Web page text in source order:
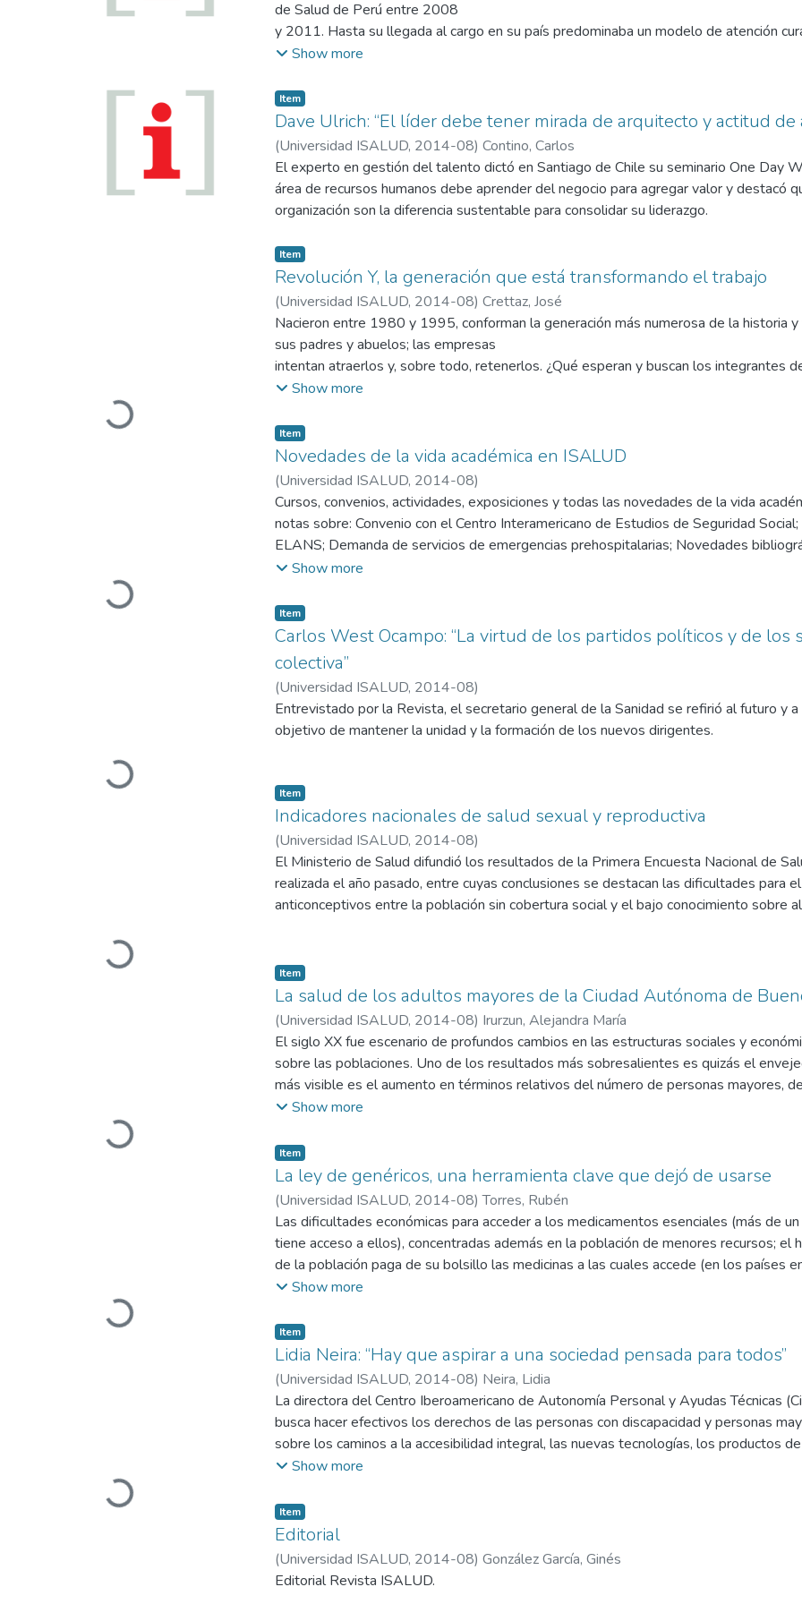
de Salud de Perú entre 2008
y 2011. Hasta su llegada al cargo en su país predominaba un modelo de atención
fragmentado y segmentado, y con escaso financiamiento. Desde el ministerio
el 7% del PBI.
Show more
Item
Dave Ulrich: “El líder debe tener mirada de arquitecto y actitud de
(Universidad ISALUD, 2014-08) Contino, Carlos
El experto en gestión del talento dictó en Santiago de Chile su seminario One Day
área de recursos humanos debe aprender del negocio para agregar valor y destacó
organización son la diferencia sustentable para consolidar su liderazgo.
Item
Revolución Y, la generación que está transformando el trabajo
(Universidad ISALUD, 2014-08) Crettaz, José
Nacieron entre 1980 y 1995, conforman la generación más numerosa de la historia
sus padres y abuelos; las empresas
intentan atraerlos y, sobre todo, retenerlos. ¿Qué esperan y buscan los integrantes de
a las organizaciones? ¿Cómo es
Show more
Item
Novedades de la vida académica en ISALUD
(Universidad ISALUD, 2014-08)
Cursos, convenios, actividades, exposiciones y todas las novedades de la vida
notas sobre: Convenio con el Centro Interamericano de Estudios de Seguridad Social;
ELANS; Demanda de servicios de emergencias prehospitalarias; Novedades
Curso de Tutores/ Moderadores en Educación a Distancia; Noche de los posgrados
Kinesiología del Deporte; Módulo Internacional: México 2014; Discapacidad:
Brondo; Jornada de estudiantes de Enfermería; Genéricos, salud para todos: el
La protección social del mañanaLos desafíos, los deseos y las posibilidades; Colación
Show more
Item
Carlos West Ocampo: “La virtud de los partidos políticos y de los
colectiva”
(Universidad ISALUD, 2014-08)
Entrevistado por la Revista, el secretario general de la Sanidad se refirió al futuro y
objetivo de mantener la unidad y la formación de los nuevos dirigentes.
Indicadores nacionales de salud sexual y reproductiva
(Universidad ISALUD,2014-08)
El Ministerio de Salud difundió los resultados de la Primera Encuesta Nacional de
realizada el año pasado, entre cuyas conclusiones se destacan las dificultades para
anticonceptivos entre la población sin cobertura social y el bajo conocimiento sobre
(Universidad ISALUD
El siglo XX fue escenario de profundos cambios en las estructuras sociales y
sobre las poblaciones. Uno de los resultados más sobresalientes es quizás el
más visible es el aumento en términos relativos del número de personas mayores,
también se las denomina “Adultos mayores”. Esto implica una redistribución de la
edad de una población y su ocurrencia empuja otros cambios al interior de las familias
Personas de edad avanzada hubo siempre a lo largo de la historia, incluso
tiempos. La explicación acerca de cómo surgen y qué modificaciones traen consigo
tomada desde distintas disciplinas y doctrinas del pensamiento económico, político y
estructural de las poblaciones, se agregó otra hacia finales del siglo pasado en la
desarrolladas. Producto de las enormes mejoras en la calidad de vida y de las
mortalidad, se ha producido la prolongación de la expectativa de vida de las
aumento de individuos longevos, que superan los 80 años y en algunas sociedades,
al envejecimiento poblacional introduce mayor complejidad a la hora de analizar
Show more
Item
(Universidad ISALUD
Las dificultades económicas para acceder a los medicamentos esenciales (más de un
tiene acceso a ellos), concentradas además en la población de menores recursos; el
de la población paga de su bolsillo las medicinas a las cuales accede (en los países
medicamentos representa entre el 25 y 65% del gasto total, y entre el 60 y 90%
2007), y que el precio de los medicamentos es igual para pobres que para ricos, por
canasta de consumo de los primeros es relativamente mucho mayor y es uno de los
altísimo precio, reforzada hoy por el nuevo problema y la amenaza de los
en riesgo la sustentabilidad económica de los sistemas de salud.
Show more
Item
(Universidad ISALUD
La directora del Centro Iberoamericano de Autonomía Personal y Ayudas Técnicas
busca hacer efectivos los derechos de las personas con discapacidad y personas
sobre los caminos a la accesibilidad integral, las nuevas tecnologías, los productos
todos.Show more
Item
(Universidad ISALUD
Editorial Revista ISALUD.